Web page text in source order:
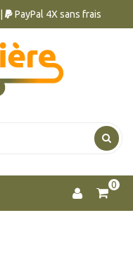
PayPal 4X sans frais
0